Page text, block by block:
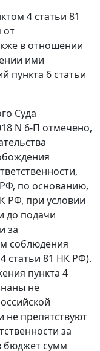
4 статьи 81
от
в отношении
ими
пункта 6 статьи
Суда
N 6-П отмечено,
по основанию,
РФ, при условии
до подачи
за
соблюдения
статьи 81 НК РФ).
пункта 4
не
не препятствуют
за
бюджет сумм